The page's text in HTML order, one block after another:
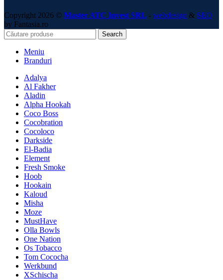
Copyright 2026 © Master ATC Invest SRL - webdesign & SEO
by Fantasia.ro
Search
Meniu
Branduri
Adalya
Al Fakher
Aladin
Alpha Hookah
Coco Boss
Cocobration
Cocoloco
Darkside
El-Badia
Element
Fresh Smoke
Hoob
Hookain
Kaloud
Misha
Moze
MustHave
Olla Bowls
One Nation
Os Tobacco
Tom Cococha
Werkbund
XSchischa